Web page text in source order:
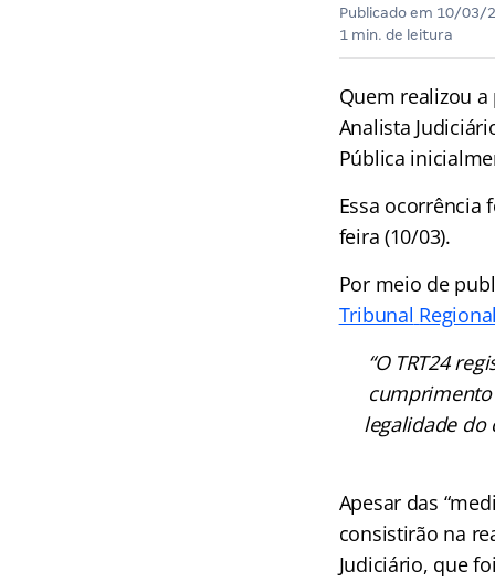
Publicado em 10/03/
1 min. de leitura
Quem realizou a
Analista
Pública
Essa ocorrência
feira (10/03).
Por meio de
Tribunal
“O TRT24
legalidade do
Apesar das
consistirão na
Judiciário, que